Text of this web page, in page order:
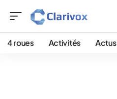
4 roues Activités Actus